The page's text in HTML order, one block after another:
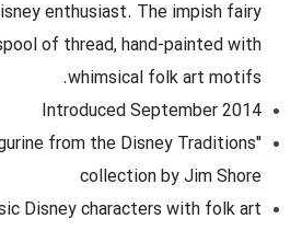
enthusiast. The impish fairy
of thread, hand-painted with
whimsical folk art motifs.
Introduced September 2014
from the Disney Traditions
collection by Jim Shore
Disney characters with folk art